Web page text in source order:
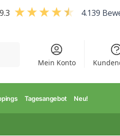
9.3 4.139
Mein Konto
Tagesangebot Neu!